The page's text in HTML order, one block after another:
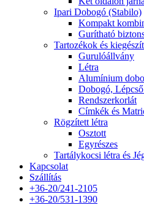
Ipari Dobogó (Stabilo)
Kompakt
Gurítható
Tartozékok és
Gurulóállvány
Létra
Alumínium
Dobogó,
Rendszerkorlát
Címkék és
Rögzített létra
Osztott
Egyrészes
Tartálykocsi létra és
Kapcsolat
Szállítás
+36-20/241-2105
+36-20/531-1390